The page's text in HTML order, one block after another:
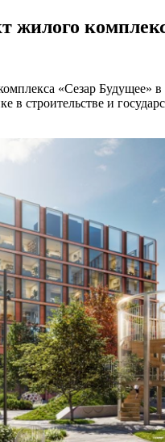
жилого
«Сезар Будущее»
строительстве и